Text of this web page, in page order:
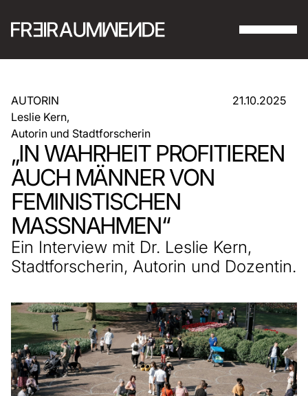
AUTORIN
Leslie Kern,
Autorin und Stadtforscherin
21.10.2025
„IN WAHRHEIT PROFITIEREN
AUCH MÄNNER VON
FEMINISTISCHEN
MASSNAHMEN“
Ein Interview mit Dr. Leslie Kern,
Stadtforscherin, Autorin und Dozentin.